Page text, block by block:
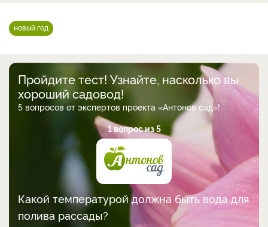
новый год
Пройдите тест! Узнайте, насколько вы
хороший садовод!
5 вопросов от экспертов проекта «Антонов сад»!
1 вопрос из 5
Какой температурой должна быть вода для
полива рассады?